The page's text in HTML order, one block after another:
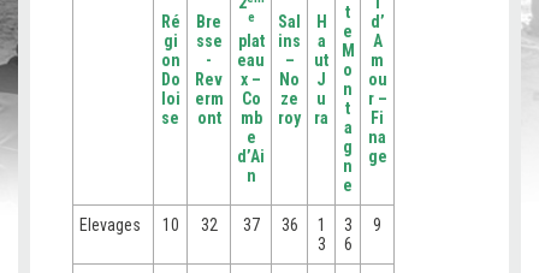
Ré
gi
on
Do
loi
se
Bre
sse
-
Rev
erm
ont
e
plat
eau
x –
Co
mb
e
d’Ai
n
Sal
ins
–
No
ze
roy
H
a
ut
J
u
ra
t
e
M
o
n
t
a
g
n
e
d’
A
m
ou
r –
Fi
na
ge
Elevages 10 32 37 36
1
3
3
6
9